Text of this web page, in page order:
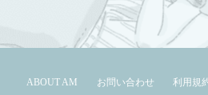
ABOUT AM お問い合わせ 利用規